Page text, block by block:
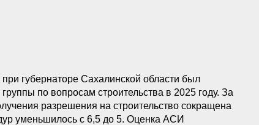
губернаторе Сахалинской области был
по вопросам строительства в 2025 году. За
разрешения на строительство сокращена
уменьшилось с 6,5 до 5. Оценка АСИ